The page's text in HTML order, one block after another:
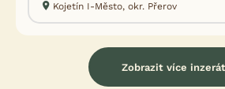
Kojetín I-Město, okr. Přerov
Zobrazit více